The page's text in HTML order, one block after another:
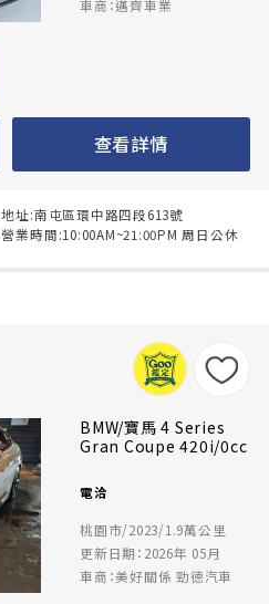
車商：邁齊車業
查看詳情
地址:南屯區環中路四段613號
營業時間:10:00AM~21:00PM 周日公休
BMW/寶馬 4 Series
Gran Coupe 420i/0cc
電洽
桃園市/2023/1.9萬公里
更新日期：2026年 05月
車商：美好關係 勁德汽車